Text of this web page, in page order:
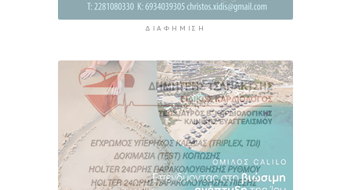
ΔΙΑΦΉΜΙΣΗ